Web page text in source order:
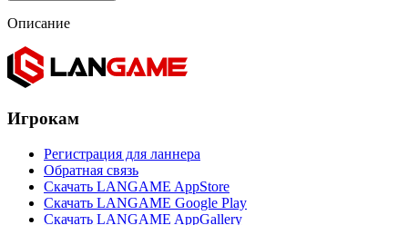
Описание
Игрокам
Регистрация для ланнера
Обратная связь
Скачать LANGAME AppStore
Скачать LANGAME Google Play
Скачать LANGAME AppGallery